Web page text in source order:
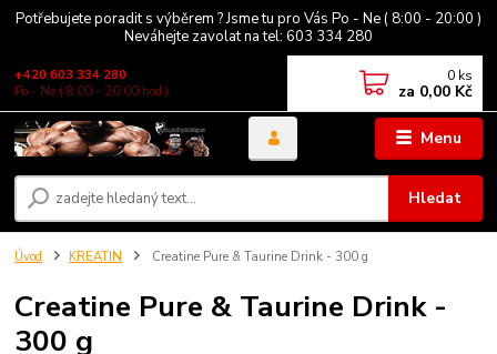
Potřebujete poradit s výběrem ? Jsme tu pro Vás Po - Ne ( 8:00 - 20:00 )
Neváhejte zavolat na tel: 603 334 280
Menu
Hledat
+420 603 334 280
Po - Ne ( 8:00 - 20:00 hod )
0 ks
za 0,00 Kč
Úvod KREATIN Creatine Pure & Taurine Drink - 300 g
Creatine Pure & Taurine Drink -
300 g